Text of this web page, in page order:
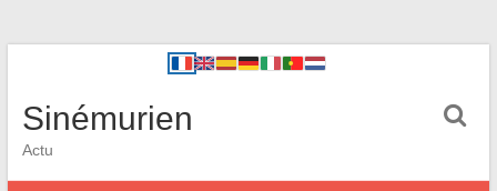
Sinémurien
Actu